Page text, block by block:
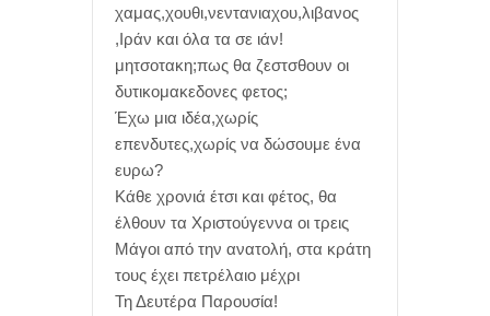
χαμας,χουθι,νεντανιαχου,λιβανος
,Ιράν και όλα τα σε ιάν!
μητσοτακη;πως θα ζεστσθουν οι
δυτικομακεδονες φετος;
Έχω μια ιδέα,χωρίς
επενδυτες,χωρίς να δώσουμε ένα
ευρω?
Κάθε χρονιά έτσι και φέτος, θα
έλθουν τα Χριστούγεννα οι τρεις
Μάγοι από την ανατολή, στα κράτη
τους έχει πετρέλαιο μέχρι
Τη Δευτέρα Παρουσία!